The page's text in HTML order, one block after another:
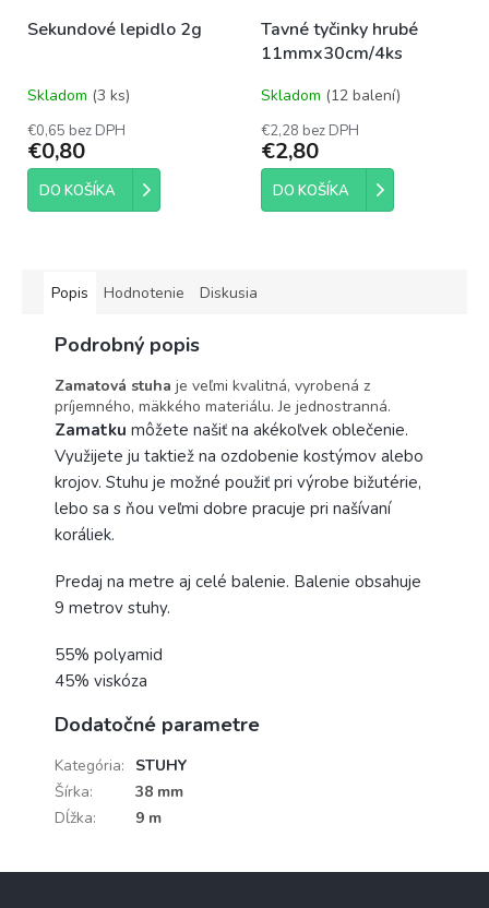
Sekundové lepidlo 2g
Skladom (3 ks)
€0,65 bez DPH
€0,80
DO KOŠÍKA
Tavné tyčinky hrubé
11mmx30cm/4ks
Skladom (12 balení)
€2,28 bez DPH
€2,80
DO KOŠÍKA
Popis Hodnotenie Diskusia
Podrobný popis
Zamatová stuha je veľmi kvalitná, vyrobená z
príjemného, mäkkého materiálu. Je jednostranná.
Zamatku môžete našiť na akékoľvek oblečenie.
Využijete ju taktiež na ozdobenie kostýmov alebo
krojov. Stuhu je možné použiť pri výrobe bižutérie,
lebo sa s ňou veľmi dobre pracuje pri našívaní
koráliek.
Predaj na metre aj celé balenie. Balenie obsahuje
9 metrov stuhy.
55% polyamid
45% viskóza
Dodatočné parametre
Kategória:
STUHY
Šírka:
38 mm
Dĺžka: 9 m